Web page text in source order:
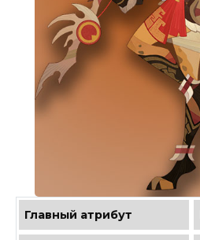
Главный атрибут